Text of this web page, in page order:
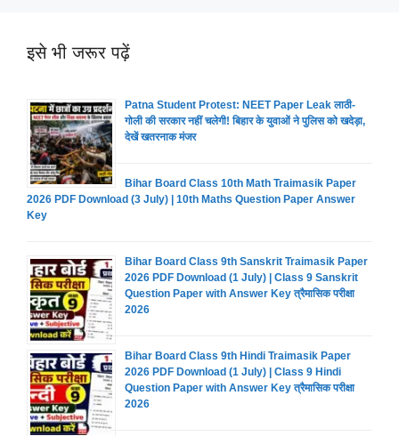
इसे भी जरूर पढ़ें
Patna Student Protest: NEET Paper Leak लाठी-
गोली की सरकार नहीं चलेगी! बिहार के युवाओं ने पुलिस को खदेड़ा,
देखें खतरनाक मंजर
Bihar Board Class 10th Math Traimasik Paper
2026 PDF Download (3 July) | 10th Maths Question Paper Answer
Key
Bihar Board Class 9th Sanskrit Traimasik Paper
2026 PDF Download (1 July) | Class 9 Sanskrit
Question Paper with Answer Key त्रैमासिक परीक्षा
2026
Bihar Board Class 9th Hindi Traimasik Paper
2026 PDF Download (1 July) | Class 9 Hindi
Question Paper with Answer Key त्रैमासिक परीक्षा
2026